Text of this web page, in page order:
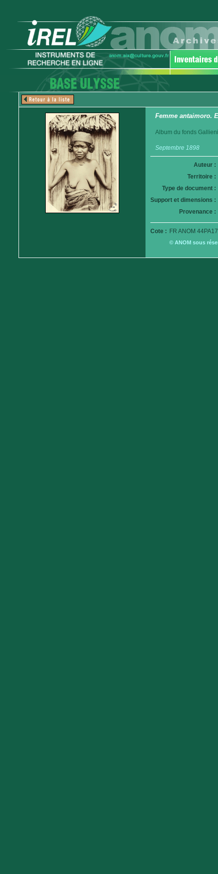
Femme antaimoro.
Album du fonds
Septembre 1898
Auteur :
Territoire :
Type de document :
Support et dimensions :
Provenance :
Cote : FR ANOM
© ANOM sous